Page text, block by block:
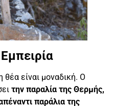
είναι μοναδική. Ο
την παραλία της Θερμής,
παράλια της